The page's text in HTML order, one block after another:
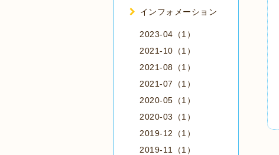
インフォメーション
2023-04（1）
2021-10（1）
2021-08（1）
2021-07（1）
2020-05（1）
2020-03（1）
2019-12（1）
2019-11（1）